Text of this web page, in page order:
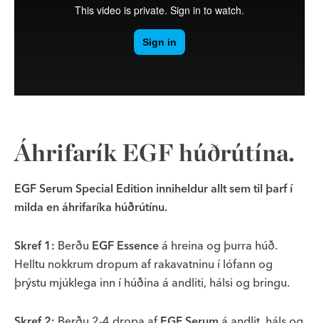
Áhrifarík EGF húðrútína.
EGF Serum Special Edition inniheldur allt sem til þarf í
milda en áhrifaríka húðrútínu.
Skref 1: Berðu EGF Essence á hreina og þurra húð.
Helltu nokkrum dropum af rakavatninu í lófann og
þrýstu mjúklega inn í húðina á andliti, hálsi og bringu.